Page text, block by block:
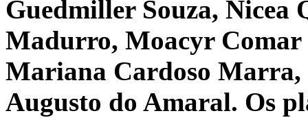
Guedmiller Souza, Nicea
Madurro, Moacyr Comar
Mariana Cardoso
Augusto do Amaral. Os